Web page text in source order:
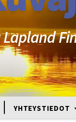
YHTEYSTIEDOT